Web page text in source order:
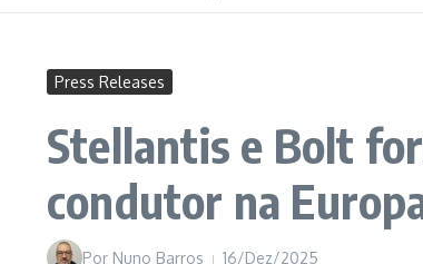
Press Releases
Stellantis e Bolt
condutor na
Por Nuno Barros 16/Dez/2025